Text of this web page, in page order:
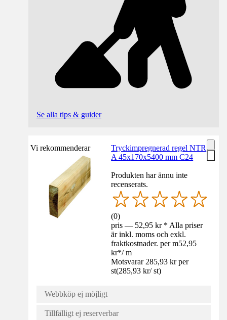
Se alla tips & guider
Vi rekommenderar
Tryckimpregnerad regel NTR
A 45x170x5400 mm C24
Produkten har ännu inte
recenserats.
(0)
pris — 52,95 kr * Alla priser
är inkl. moms och exkl.
fraktkostnader. per m52,95
kr*/ m
Motsvarar 285,93 kr per
st(285,93 kr/ st)
Webbköp ej möjligt
Tillfälligt ej reserverbar